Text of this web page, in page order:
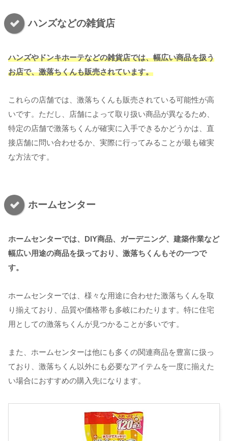
ハンズなどの雑貨店
ハンズやドンキホーテなどの雑貨店では、幅広い商品を扱う
お店で、激落ちくんも販売されています。
これらの店舗では、激落ちくんも販売されている可能性が高
いです。ただし、店舗によって取り扱い商品が異なるため、
特定の店舗で激落ちくんが確実に入手できるかどうかは、直
接店舗に問い合わせるか、実際に行ってみることが最も確実
な方法です。
ホームセンター
ホームセンターでは、DIY商品、ガーデニング、建築作業など
幅広い用途の商品を扱っており、激落ちくんもその一つで
す。
ホームセンターでは、様々な用途に合わせた激落ちくんを取
り揃えており、品質や価格帯も多岐にわたります。特に住宅
用としての激落ちくんが見つかることが多いです。
また、ホームセンターは他にも多くの関連商品を豊富に扱っ
ており、激落ちくん以外にも必要なアイテムを一度に揃えた
い場合におすすめの購入先になります。